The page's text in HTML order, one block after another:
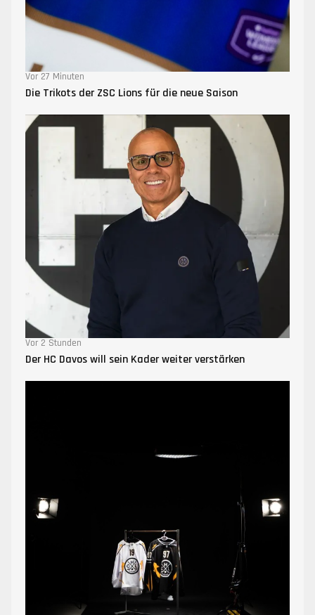
Vor 27 Minuten
Die Trikots der ZSC Lions für die neue Saison
Vor 2 Stunden
Der HC Davos will sein Kader weiter verstärken